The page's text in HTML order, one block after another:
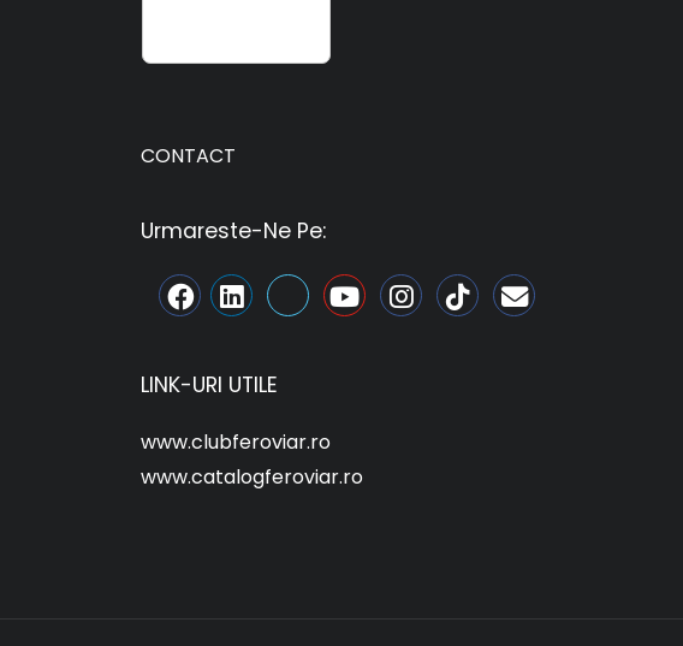
CONTACT
Urmareste-Ne Pe:
LINK-URI UTILE
www.clubferoviar.ro
www.catalogferoviar.ro